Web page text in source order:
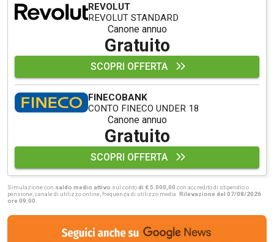
REVOLUT
REVOLUT STANDARD
Canone annuo
Gratuito
SCOPRI OFFERTA
FINECOBANK
CONTO FINECO UNDER 18
Canone annuo
Gratuito
SCOPRI OFFERTA
Simulazione con saldo medio attivo sul contodi € 5.000,00 con accredito di stipendio o
pensione, canale di utilizzo online, frequenza di utilizzo media. Rilevazione del 07/08/2026
ore 09:00